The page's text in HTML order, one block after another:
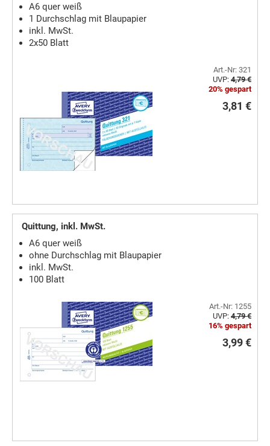
A6 quer weiß
1 Durchschlag mit Blaupapier
inkl. MwSt.
2x50 Blatt
Art.-Nr: 321
UVP: 4,79 €
20% gespart
3,81 €
Quittung, inkl. MwSt.
A6 quer weiß
ohne Durchschlag mit Blaupapier
inkl. MwSt.
100 Blatt
Art.-Nr: 1255
UVP: 4,79 €
16% gespart
3,99 €